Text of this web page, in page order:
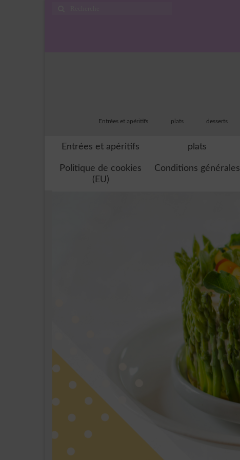
Entrées et apéritifs plats desserts
Entrées et apéritifs plats
Politique de cookies
(EU)
Conditions générales